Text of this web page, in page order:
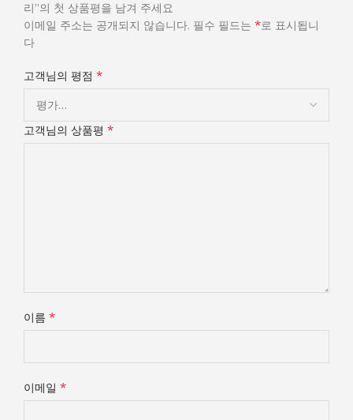
리”의 첫 상품평을 남겨 주세요
이메일 주소는 공개되지 않습니다. 필수 필드는 *로 표시됩니
다
고객님의 평점 *
고객님의 상품평 *
이름 *
이메일 *